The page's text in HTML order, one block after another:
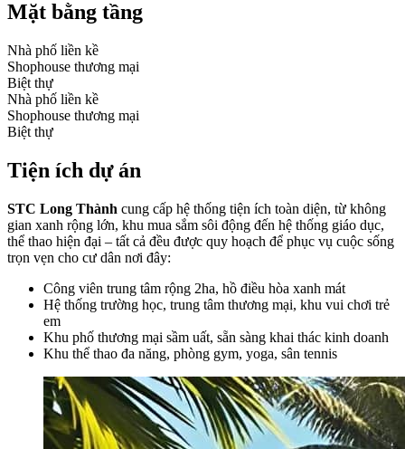
Mặt bằng tầng
Nhà phố liền kề
Shophouse thương mại
Biệt thự
Nhà phố liền kề
Shophouse thương mại
Biệt thự
Tiện ích dự án
STC Long Thành cung cấp hệ thống tiện ích toàn diện, từ không
gian xanh rộng lớn, khu mua sắm sôi động đến hệ thống giáo dục,
thể thao hiện đại – tất cả đều được quy hoạch để phục vụ cuộc sống
trọn vẹn cho cư dân nơi đây:
Công viên trung tâm rộng 2ha, hồ điều hòa xanh mát
Hệ thống trường học, trung tâm thương mại, khu vui chơi trẻ
em
Khu phố thương mại sầm uất, sẵn sàng khai thác kinh doanh
Khu thể thao đa năng, phòng gym, yoga, sân tennis